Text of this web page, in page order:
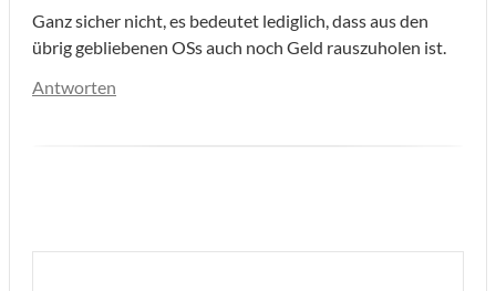
Ganz sicher nicht, es bedeutet lediglich, dass aus den
übrig gebliebenen OSs auch noch Geld rauszuholen ist.
Antworten